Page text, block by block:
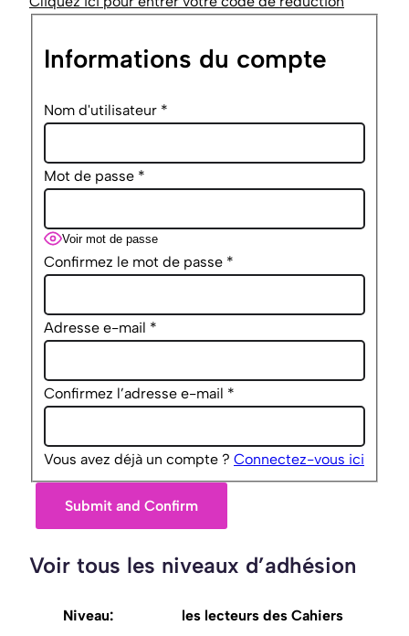
Informations du compte
Nom d'utilisateur *
Mot de passe *
Voir mot de passe
Confirmez le mot de passe *
Adresse e-mail *
Confirmez l’adresse e-mail *
Vous avez déjà un compte ? Connectez-vous ici
Voir tous les niveaux d’adhésion
les lecteurs des Cahiers